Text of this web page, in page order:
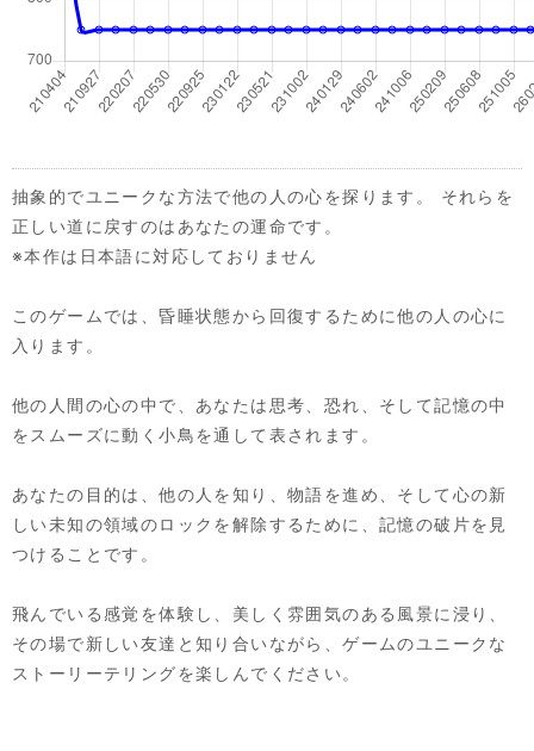
抽象的でユニークな方法で他の人の心を探ります。 それらを
正しい道に戻すのはあなたの運命です。
※本作は日本語に対応しておりません
このゲームでは、昏睡状態から回復するために他の人の心に
入ります。
他の人間の心の中で、あなたは思考、恐れ、そして記憶の中
をスムーズに動く小鳥を通して表されます。
あなたの目的は、他の人を知り、物語を進め、そして心の新
しい未知の領域のロックを解除するために、記憶の破片を見
つけることです。
飛んでいる感覚を体験し、美しく雰囲気のある風景に浸り、
その場で新しい友達と知り合いながら、ゲームのユニークな
ストーリーテリングを楽しんでください。